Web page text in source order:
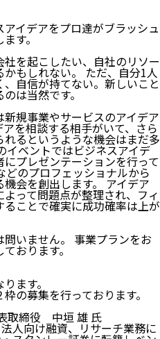
イデアをプロ達がブラッシュ
す。
を起こしたい、自社のリソー
もしれない。 ただ、自分1人
自信が持てない。新しいこと
は当然です。
規事業やサービスのアイデア
を相談する相手がいて、さら
るというような機会はまだ多
イベントではビジネスアイデ
プレゼンテーションを行って
どのプロフェッショナルから
会を創出します。 アイデア
って問題点が整理され、フィ
ことで確実に成功確率は上が
いません。 事業プランをお
おります。
ます。
の募集を行っております。
取締役 中垣 雄 氏
人向け融資、リサーチ業務に